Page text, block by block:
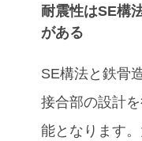
耐震性はSE構
がある
SE構法と鉄骨
接合部の設計
能となります